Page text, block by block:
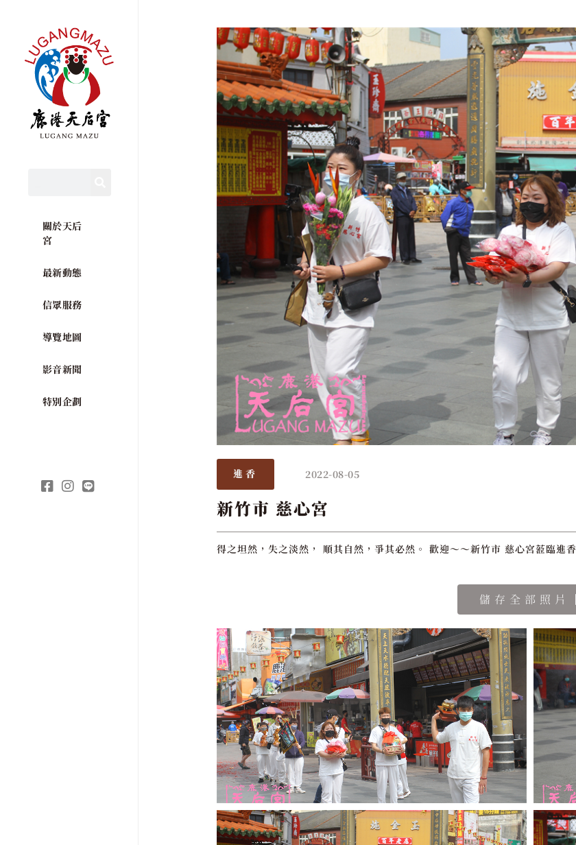
關於天后
宮
最新動態
信眾服務
導覽地圖
影音新聞
特別企劃
進香 2022-08-05
新竹市 慈心宮
得之坦然，失之淡然， 順其自然，爭其必然。 歡迎～～新竹市 慈心宮蒞臨進香
儲存全部照片